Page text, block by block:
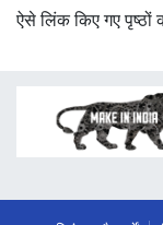
ऐसे लिंक किए गए पृष्ठों